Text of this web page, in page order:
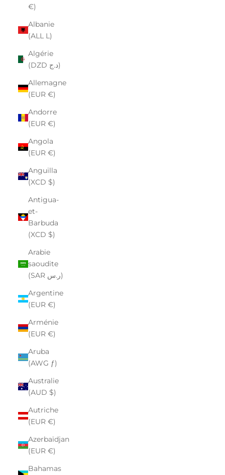
€)
Albanie
(ALL L)
Algérie
(DZD د.ج)
Allemagne
(EUR €)
Andorre
(EUR €)
Angola
(EUR €)
Anguilla
(XCD $)
Antigua-
et-
Barbuda
(XCD $)
Arabie
saoudite
(SAR ر.س)
Argentine
(EUR €)
Arménie
(EUR €)
Aruba
(AWG ƒ)
Australie
(AUD $)
Autriche
(EUR €)
Azerbaïdjan
(EUR €)
Bahamas